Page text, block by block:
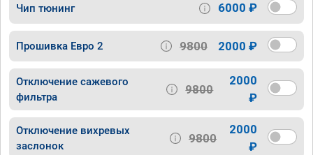
Чип тюнинг 6000 ₽
Прошивка Евро 2 9800 2000 ₽
Отключение сажевого
фильтра
9800
2000
₽
Отключение вихревых
заслонок
9800
2000
₽